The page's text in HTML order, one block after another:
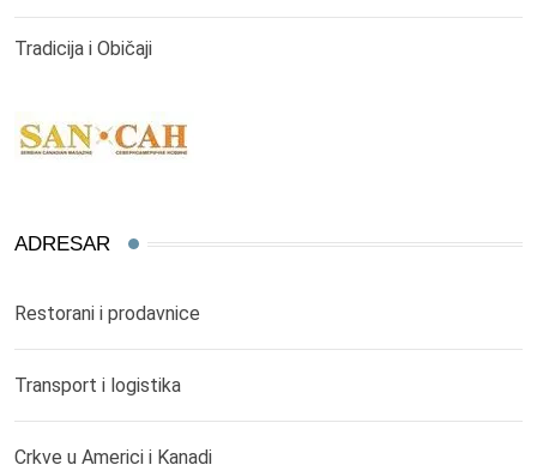
Tradicija i Običaji
ADRESAR
Restorani i prodavnice
Transport i logistika
Crkve u Americi i Kanadi